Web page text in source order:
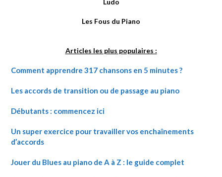
Les Fous du Piano
Articles les plus populaires :
Comment apprendre 317 chansons en 5 minutes ?
Les accords de transition ou de passage au piano
Débutants : commencez ici
Un super exercice pour travailler vos enchaînements
d’accords
Jouer du Blues au piano de A à Z : le guide complet